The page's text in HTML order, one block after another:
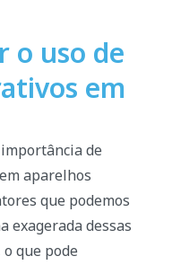
o uso de
em
de
aparelhos
que podemos
exagerada dessas
que pode